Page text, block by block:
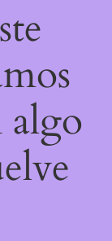
algo